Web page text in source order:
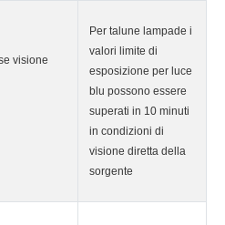
visione
Per talune lampade i
valori limite di
esposizione per luce
blu possono essere
superati in 10 minuti
in condizioni di
visione diretta della
sorgente